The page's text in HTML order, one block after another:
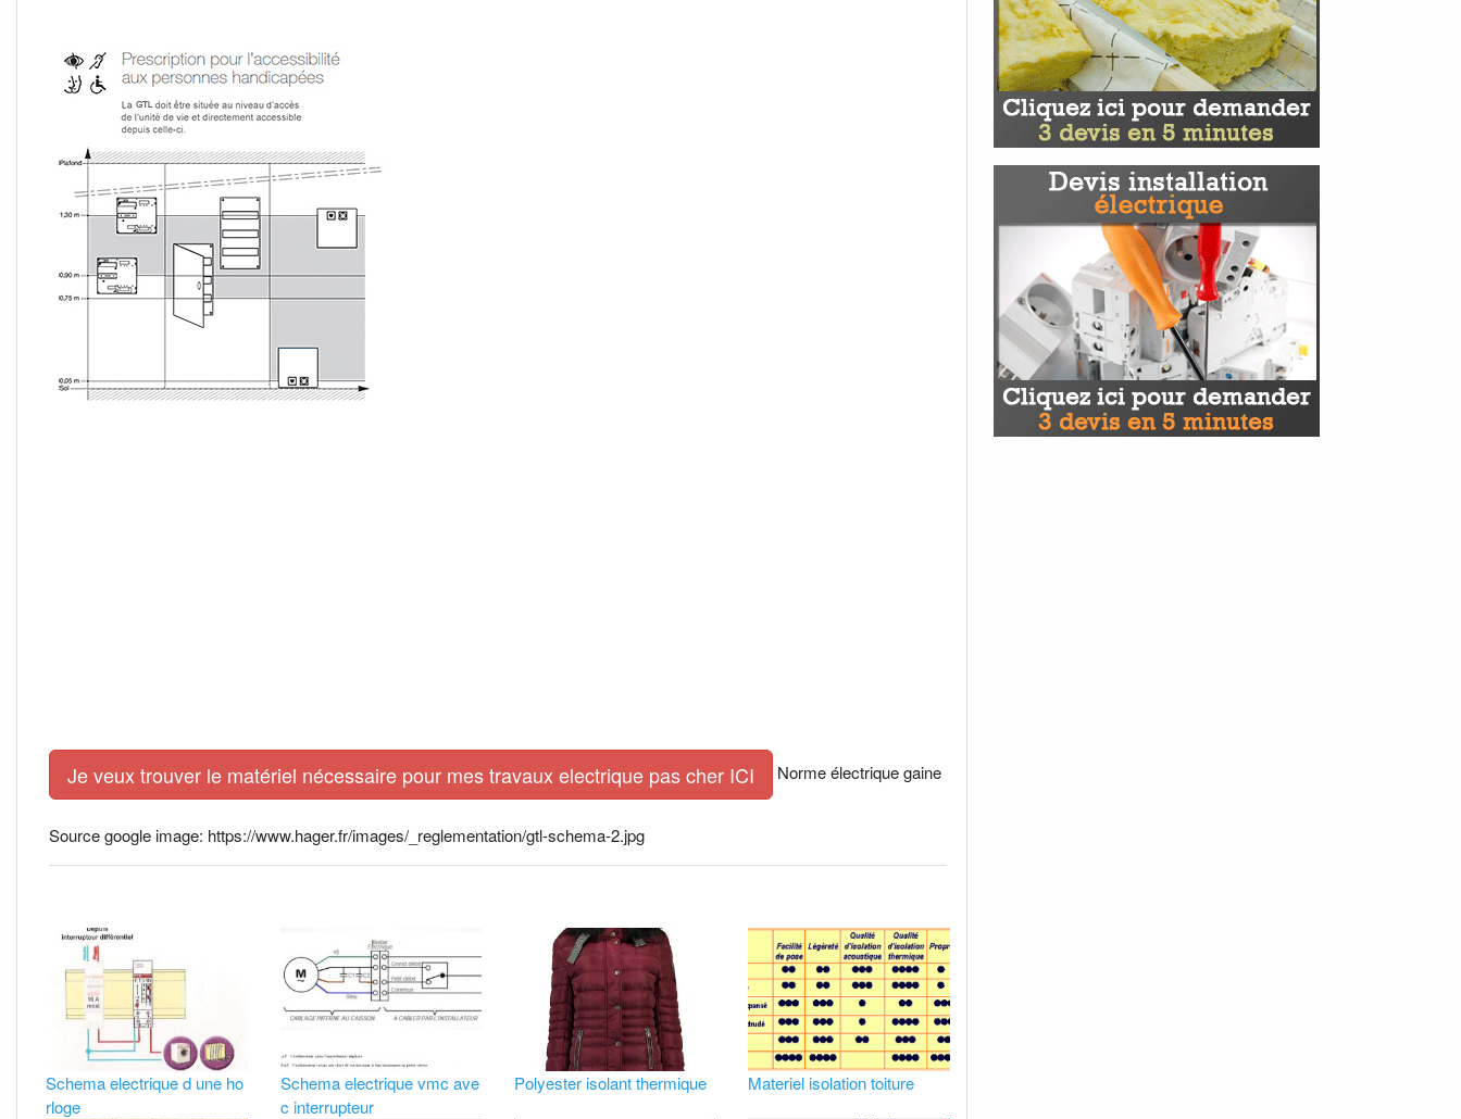
Je veux trouver le matériel nécessaire pour mes travaux electrique pas cher ICI Norme électrique gaine
Source google image: https://www.hager.fr/images/_reglementation/gtl-schema-2.jpg
Schema electrique d une ho
rloge
Schema electrique vmc ave
c interrupteur
Polyester isolant thermique Materiel isolation toiture